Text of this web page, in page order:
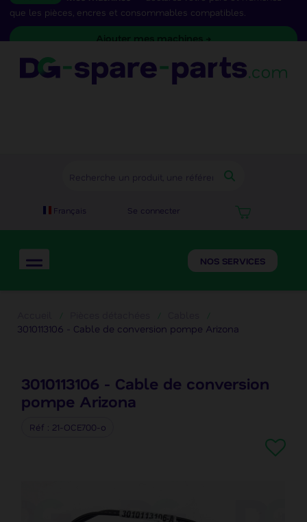
que les pièces, encres et consommables compatibles.
Ajouter mes machines →
Français Se connecter
NOS SERVICES
3010113106 - Cable de conversion pompe Arizona
3010113106 - Cable de conversion
pompe Arizona
Réf 21-OCE700-o